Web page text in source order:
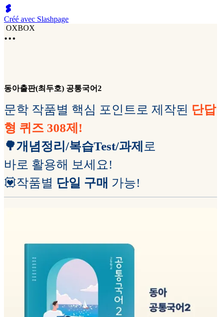
Créé avec Slashpage
OXBOX
동아출판(최두호) 공통국어2
문학 작품별 핵심 포인트로 제작된 단답
형 퀴즈 308제!
🌳개념정리/복습Test/과제 로
바로 활용해 보세요!
💟작품별 단일 구매 가능!